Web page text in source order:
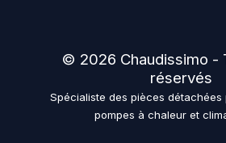
© 2026 Chaudissimo -
réservés
Spécialiste des pièces détachées
pompes à chaleur et